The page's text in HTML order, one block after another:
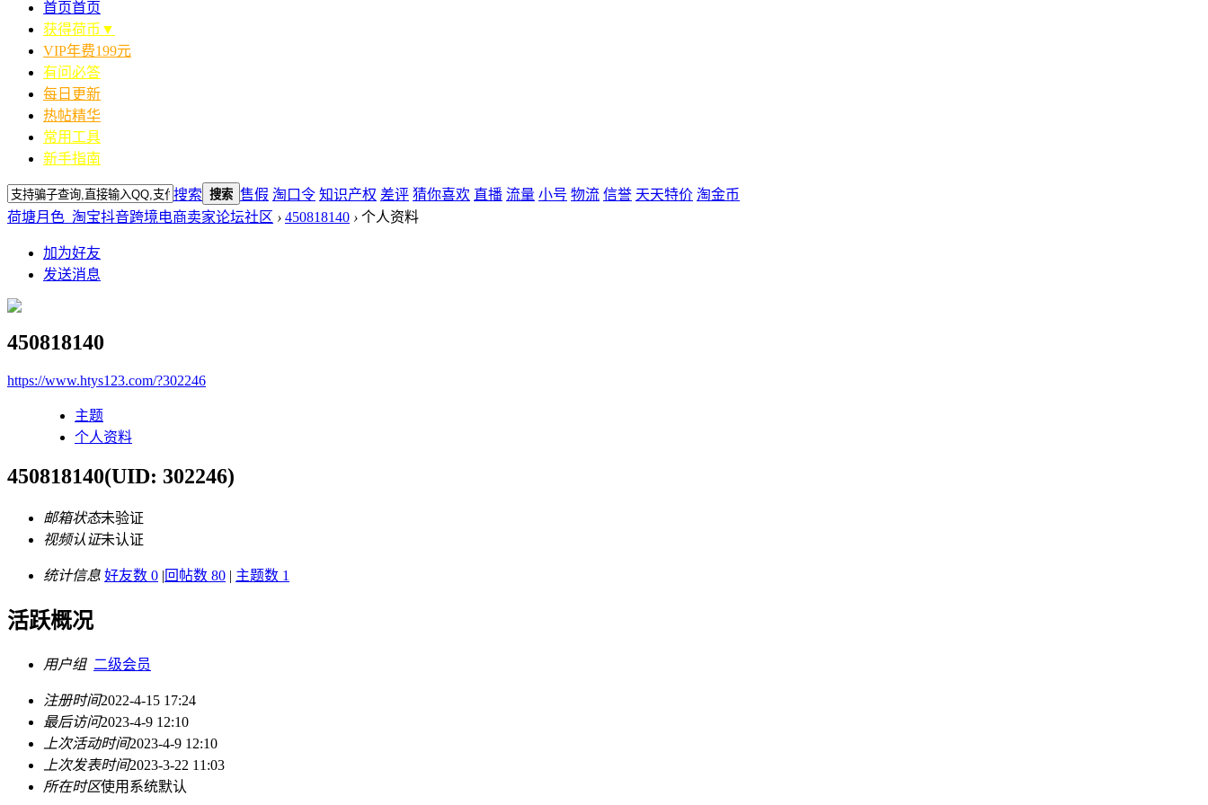
首页首页
获得荷币▼
VIP年费199元
有问必答
每日更新
热帖精华
常用工具
新手指南
搜索 搜索 售假 淘口令 知识产权 差评 猜你喜欢 直播 流量 小号 物流 信誉 天天特价 淘金币
荷塘月色_淘宝抖音跨境电商卖家论坛社区 › 450818140 › 个人资料
加为好友
发送消息
450818140
https://www.htys123.com/?302246
主题
个人资料
450818140(UID: 302246)
邮箱状态未验证
视频认证未认证
统计信息 好友数 0 |回帖数 80 | 主题数 1
活跃概况
用户组 二级会员
注册时间2022-4-15 17:24
最后访问2023-4-9 12:10
上次活动时间2023-4-9 12:10
上次发表时间2023-3-22 11:03
所在时区使用系统默认